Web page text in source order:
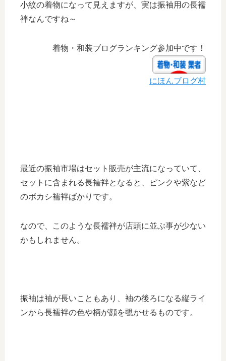
小紋の着物になって見えますが、実は振袖用の長襦
袢なんですね～
着物・和装ブログランキング参加中です！
にほんブログ村
最近の振袖市場はセット販売が主流になっていて、
セットに含まれる長襦袢となると、ピンクや紫など
のボカシ襦袢ばかりです。
なので、このような長襦袢が店頭に並ぶ事が少ない
かもしれません。
振袖は袖が長いこともあり、袖の後ろになる縦ライ
ンから長襦袢の色や柄が顔を覗かせるものです。